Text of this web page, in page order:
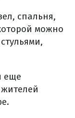
спальня,
можно
еще